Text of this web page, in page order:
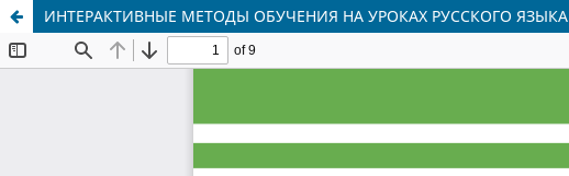
ИНТЕРАКТИВНЫЕ МЕТОДЫ ОБУЧЕНИЯ НА УРОКАХ РУССКОГО ЯЗЫКА